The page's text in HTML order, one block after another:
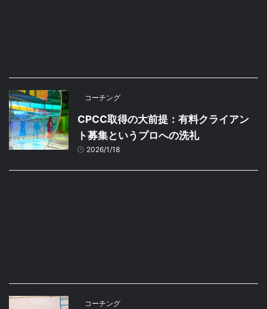
コーチング
CPCC取得の大前提：有料クライアン
ト募集というプロへの洗礼
2026/1/18
コーチング